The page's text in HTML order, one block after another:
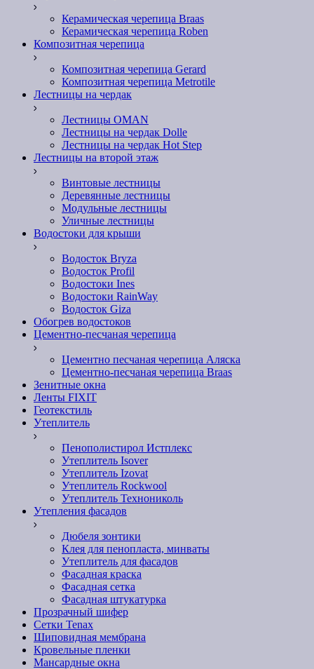
Керамическая черепица Braas
Керамическая черепица Roben
Композитная черепица
Композитная черепица Gerard
Композитная черепица Metrotile
Лестницы на чердак
Лестницы OMAN
Лестницы на чердак Dolle
Лестницы на чердак Hot Step
Лестницы на второй этаж
Винтовые лестницы
Деревянные лестницы
Модульные лестницы
Уличные лестницы
Водостоки для крыши
Водосток Bryza
Водосток Profil
Водостоки Ines
Водостоки RainWay
Водосток Giza
Обогрев водостоков
Цементно-песчаная черепица
Цементно песчаная черепица Аляска
Цементно-песчаная черепица Braas
Зенитные окна
Ленты FIXIT
Геотекстиль
Утеплитель
Пенополистирол Истплекс
Утеплитель Isover
Утеплитель Izovat
Утеплитель Rockwool
Утеплитель Технониколь
Утепления фасадов
Дюбеля зонтики
Клея для пенопласта, минваты
Утеплитель для фасадов
Фасадная краска
Фасадная сетка
Фасадная штукатурка
Прозрачный шифер
Сетки Tenax
Шиповидная мембрана
Кровельные пленки
Мансардные окна